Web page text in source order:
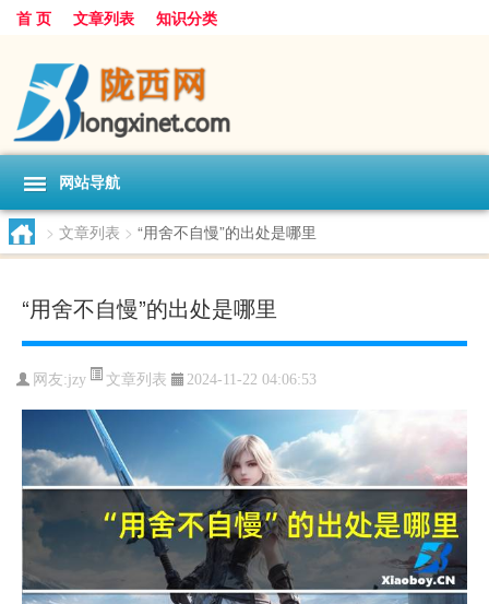
首 页 文章列表 知识分类
网站导航
> 文章列表 > “用舍不自慢”的出处是哪里
“用舍不自慢”的出处是哪里
网友:jzy 文章列表 2024-11-22 04:06:53